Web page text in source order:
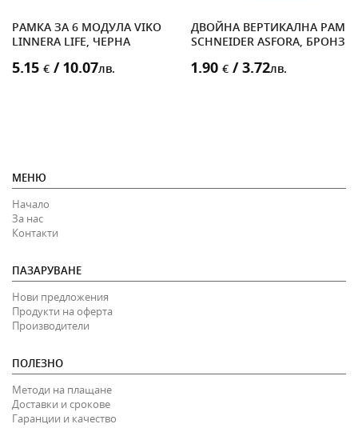
РАМКА ЗА 6 МОДУЛА VIKO
LINNERA LIFE, ЧЕРНА
5.15 € / 10.07лв.
ДВОЙНА ВЕРТИКАЛНА
SCHNEIDER ASFORA, БРОНЗ
1.90 € / 3.72лв.
МЕНЮ
Начало
За нас
Контакти
ПАЗАРУВАНЕ
Нови предложения
Продукти на оферта
Производители
ПОЛЕЗНО
Методи на плащане
Доставки и срокове
Гаранции и качество